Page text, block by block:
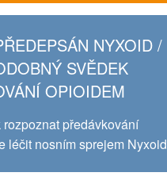
NYXOID /
SVĚDEK
OPIOIDEM
předávkování
léčit nosním sprejem Nyxoid